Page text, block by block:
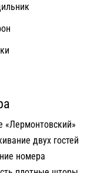
«Лермонтовский»
двух гостей
номера